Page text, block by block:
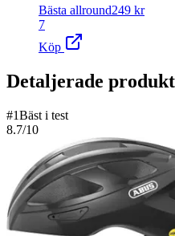
Bästa allround249 kr
7
Köp
Detaljerade
#1Bäst i test
8.7/10